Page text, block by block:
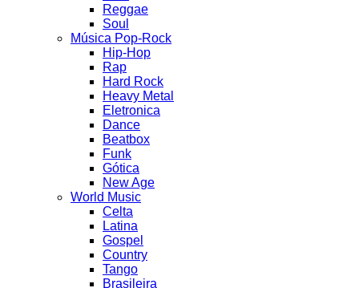
Reggae
Soul
Música Pop-Rock
Hip-Hop
Rap
Hard Rock
Heavy Metal
Eletronica
Dance
Beatbox
Funk
Gótica
New Age
World Music
Celta
Latina
Gospel
Country
Tango
Brasileira